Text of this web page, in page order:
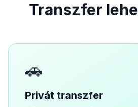
Transzfer
🚗
Privát transzfer